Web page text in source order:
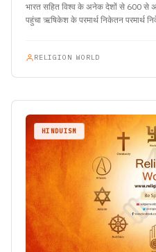
भारत सहित विश्व के अनेक देशों से 600 से
पहुंचा ऋषिकेश के परमार्थ निकेतन परमार्थ
RELIGION WORLD
HINDUISM